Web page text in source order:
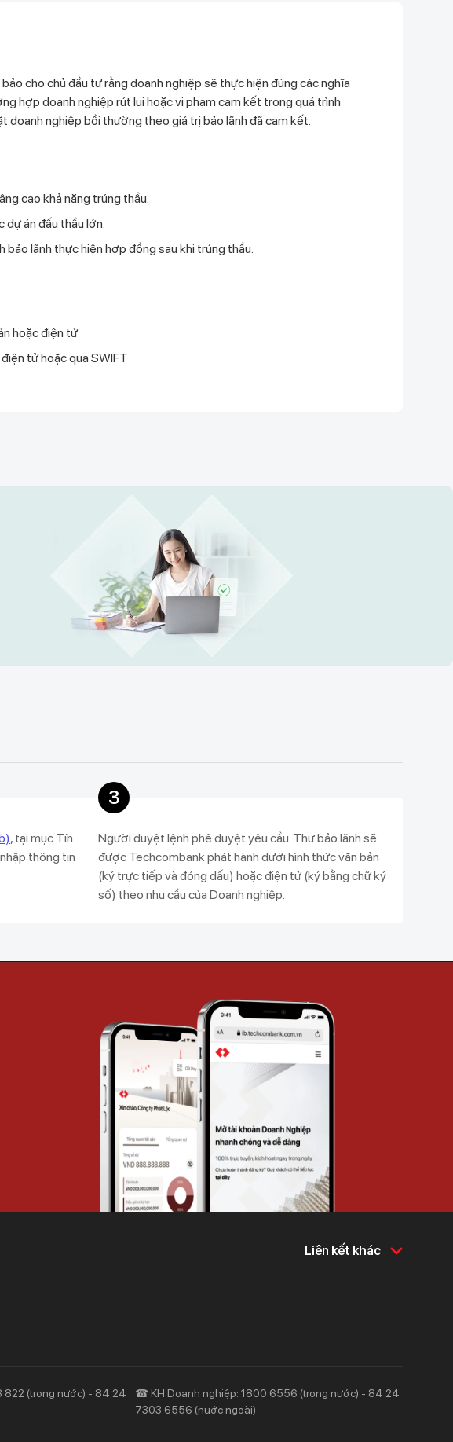
cho chủ đầu tư rằng doanh nghiệp sẽ thực hiện đúng các nghĩa
hợp doanh nghiệp rút lui hoặc vi phạm cam kết trong quá trình
doanh nghiệp bồi thường theo giá trị bảo lãnh đã cam kết.
cao khả năng trúng thầu.
dự án đấu thầu lớn.
lãnh thực hiện hợp đồng sau khi trúng thầu.
hoặc điện tử
tử hoặc qua SWIFT
, tại mục Tín
thông tin
3
Người duyệt lệnh phê duyệt yêu cầu. Thư bảo lãnh sẽ
được Techcombank phát hành dưới hình thức văn bản
(ký trực tiếp và đóng dấu) hoặc điện tử (ký bằng chữ ký
số) theo nhu cầu của Doanh nghiệp.
Liên kết khác
Trách nhiệm và cộng đồng
Pháp lý và tuân thủ
Công cụ & Tiện ích
(trong nước) - 84 24
☎ KH Doanh nghiệp: 1800 6556 (trong nước) - 84 24
7303 6556 (nước ngoài)